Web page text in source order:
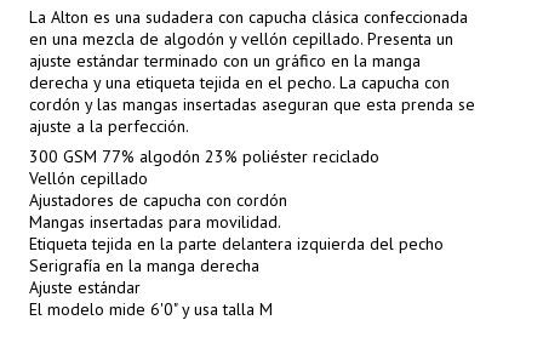
La Alton es una sudadera con capucha clásica confeccionada
en una mezcla de algodón y vellón cepillado. Presenta un
ajuste estándar terminado con un gráfico en la manga
derecha y una etiqueta tejida en el pecho. La capucha con
cordón y las mangas insertadas aseguran que esta prenda se
ajuste a la perfección.
300 GSM 77% algodón 23% poliéster reciclado
Vellón cepillado
Ajustadores de capucha con cordón
Mangas insertadas para movilidad.
Etiqueta tejida en la parte delantera izquierda del pecho
Serigrafía en la manga derecha
Ajuste estándar
El modelo mide 6'0" y usa talla M